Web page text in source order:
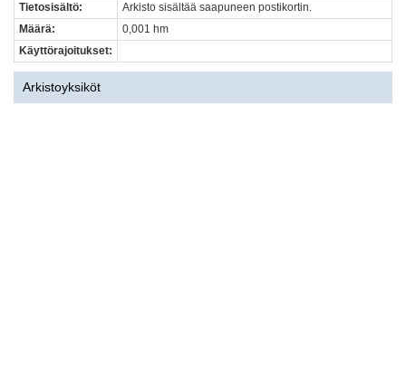
Tietosisältö:
Arkisto sisältää saapuneen postikortin.
Määrä:
0,001 hm
Käyttörajoitukset:
Arkistoyksiköt